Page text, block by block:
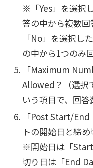
※「Yes」を選択
答の中から複数回
「No」を選択し
の中から1つのみ
「Maximum
Allowed？（選択
いう項目で、回
「Post Start/
トの開始日と締
※開始日は「
切り日は「End